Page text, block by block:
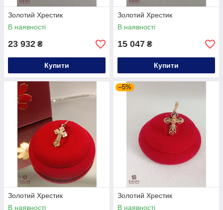
Золотий Хрестик
В наявності
23 932 ₴
Купити
Золотий Хрестик
В наявності
15 047 ₴
Купити
Золотий Хрестик
В наявності
–5%
Золотий Хрестик
В наявності